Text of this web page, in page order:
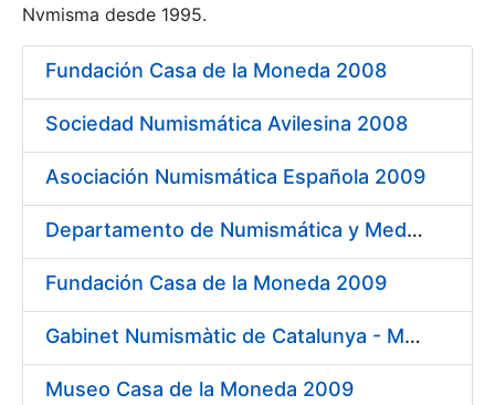
Mostrar/Ocultar
Nvmisma desde 1995.
Fundación Casa de la Moneda 2008
Sociedad Numismática Avilesina 2008
Asociación Numismática Española 2009
Departamento de Numismática y Medallística. Museo Arqueológico Nacional 2009
Fundación Casa de la Moneda 2009
Gabinet Numismàtic de Catalunya - MNAC 2009
Museo Casa de la Moneda 2009